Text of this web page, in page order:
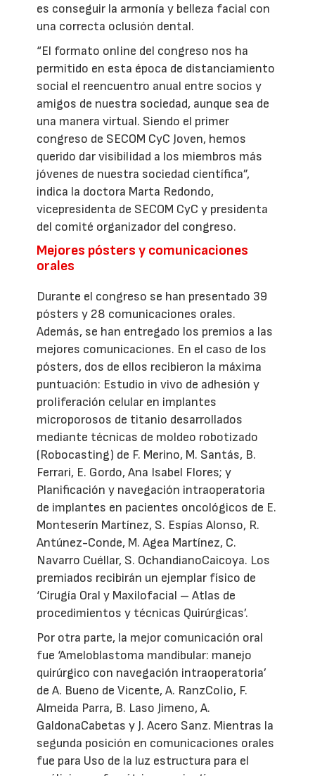
es conseguir la armonía y belleza facial con
una correcta oclusión dental.
“El formato online del congreso nos ha
permitido en esta época de distanciamiento
social el reencuentro anual entre socios y
amigos de nuestra sociedad, aunque sea de
una manera virtual. Siendo el primer
congreso de SECOM CyC Joven, hemos
querido dar visibilidad a los miembros más
jóvenes de nuestra sociedad científica”,
indica la doctora Marta Redondo,
vicepresidenta de SECOM CyC y presidenta
del comité organizador del congreso.
Mejores pósters y comunicaciones
orales
Durante el congreso se han presentado 39
pósters y 28 comunicaciones orales.
Además, se han entregado los premios a las
mejores comunicaciones. En el caso de los
pósters, dos de ellos recibieron la máxima
puntuación: Estudio in vivo de adhesión y
proliferación celular en implantes
microporosos de titanio desarrollados
mediante técnicas de moldeo robotizado
(Robocasting) de F. Merino, M. Santás, B.
Ferrari, E. Gordo, Ana Isabel Flores; y
Planificación y navegación intraoperatoria
de implantes en pacientes oncológicos de E.
Monteserín Martínez, S. Espías Alonso, R.
Antúnez-Conde, M. Agea Martínez, C.
Navarro Cuéllar, S. OchandianoCaicoya. Los
premiados recibirán un ejemplar físico de
‘Cirugía Oral y Maxilofacial – Atlas de
procedimientos y técnicas Quirúrgicas’.
Por otra parte, la mejor comunicación oral
fue ‘Ameloblastoma mandibular: manejo
quirúrgico con navegación intraoperatoria’
de A. Bueno de Vicente, A. RanzColio, F.
Almeida Parra, B. Laso Jimeno, A.
GaldonaCabetas y J. Acero Sanz. Mientras la
segunda posición en comunicaciones orales
fue para Uso de la luz estructura para el